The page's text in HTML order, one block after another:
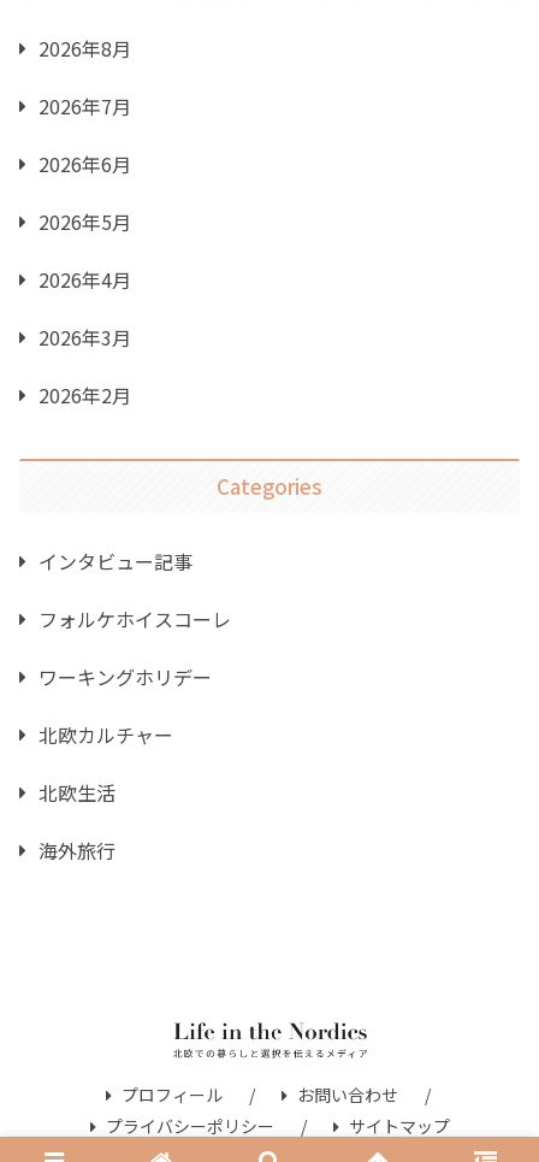
2026年8月
2026年7月
2026年6月
2026年5月
2026年4月
2026年3月
2026年2月
Categories
インタビュー記事
フォルケホイスコーレ
ワーキングホリデー
北欧カルチャー
北欧生活
海外旅行
プロフィール
お問い合わせ
プライバシーポリシー
サイトマップ